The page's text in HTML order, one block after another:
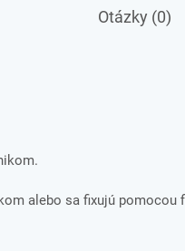
Otázky (0)
alebo sa fixujú pomocou